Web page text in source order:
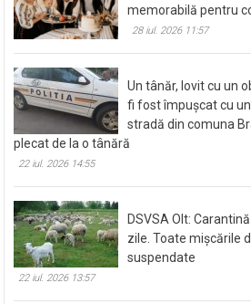
memorabilă pentru
28 iul. 2026 11:57
Un tânăr, lovit cu un
fi fost împușcat cu
stradă din comuna
plecat de la o tânără
22 iul. 2026 14:55
DSVSA Olt:
zile. Toate mișcările
suspendate
22 iul. 2026 13:57